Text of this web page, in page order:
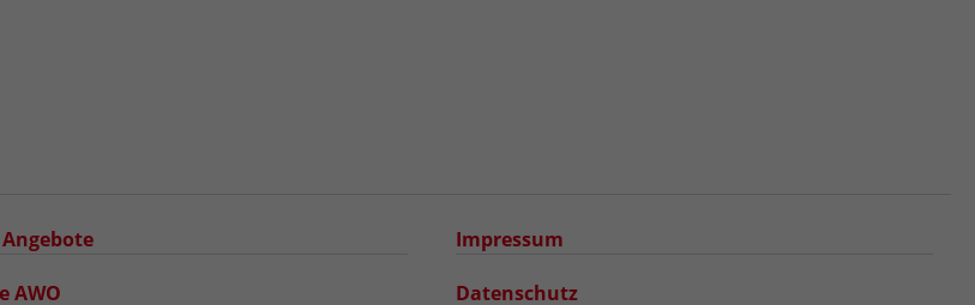
AWO
Impressum
Datenschutz